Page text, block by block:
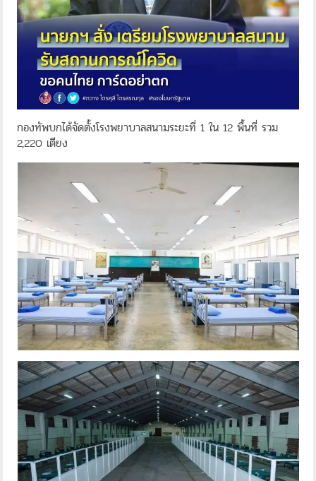
กองทัพบกได้จัดตั้งโรงพยาบาลสนามระยะที่ 1 ใน 12 พื้นที่ รวม
2,220 เตียง